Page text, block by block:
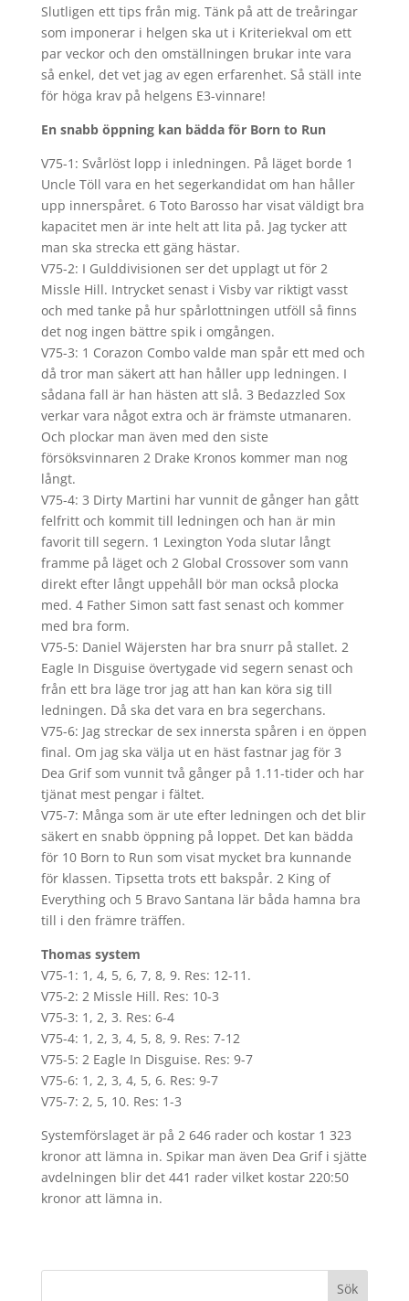
Slutligen ett tips från mig. Tänk på att de treåringar
som imponerar i helgen ska ut i Kriteriekval om ett
par veckor och den omställningen brukar inte vara
så enkel, det vet jag av egen erfarenhet. Så ställ inte
för höga krav på helgens E3-vinnare!
En snabb öppning kan bädda för Born to Run
V75-1: Svårlöst lopp i inledningen. På läget borde 1
Uncle Töll vara en het segerkandidat om han håller
upp innerspåret. 6 Toto Barosso har visat väldigt bra
kapacitet men är inte helt att lita på. Jag tycker att
man ska strecka ett gäng hästar.
V75-2: I Gulddivisionen ser det upplagt ut för 2
Missle Hill. Intrycket senast i Visby var riktigt vasst
och med tanke på hur spårlottningen utföll så finns
det nog ingen bättre spik i omgången.
V75-3: 1 Corazon Combo valde man spår ett med och
då tror man säkert att han håller upp ledningen. I
sådana fall är han hästen att slå. 3 Bedazzled Sox
verkar vara något extra och är främste utmanaren.
Och plockar man även med den siste
försöksvinnaren 2 Drake Kronos kommer man nog
långt.
V75-4: 3 Dirty Martini har vunnit de gånger han gått
felfritt och kommit till ledningen och han är min
favorit till segern. 1 Lexington Yoda slutar långt
framme på läget och 2 Global Crossover som vann
direkt efter långt uppehåll bör man också plocka
med. 4 Father Simon satt fast senast och kommer
med bra form.
V75-5: Daniel Wäjersten har bra snurr på stallet. 2
Eagle In Disguise övertygade vid segern senast och
från ett bra läge tror jag att han kan köra sig till
ledningen. Då ska det vara en bra segerchans.
V75-6: Jag streckar de sex innersta spåren i en öppen
final. Om jag ska välja ut en häst fastnar jag för 3
Dea Grif som vunnit två gånger på 1.11-tider och har
tjänat mest pengar i fältet.
V75-7: Många som är ute efter ledningen och det blir
säkert en snabb öppning på loppet. Det kan bädda
för 10 Born to Run som visat mycket bra kunnande
för klassen. Tipsetta trots ett bakspår. 2 King of
Everything och 5 Bravo Santana lär båda hamna bra
till i den främre träffen.
Thomas system
V75-1: 1, 4, 5, 6, 7, 8, 9. Res: 12-11.
V75-2: 2 Missle Hill. Res: 10-3
V75-3: 1, 2, 3. Res: 6-4
V75-4: 1, 2, 3, 4, 5, 8, 9. Res: 7-12
V75-5: 2 Eagle In Disguise. Res: 9-7
V75-6: 1, 2, 3, 4, 5, 6. Res: 9-7
V75-7: 2, 5, 10. Res: 1-3
Systemförslaget är på 2 646 rader och kostar 1 323
kronor att lämna in. Spikar man även Dea Grif i sjätte
avdelningen blir det 441 rader vilket kostar 220:50
kronor att lämna in.